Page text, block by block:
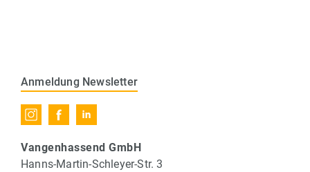
Anmeldung Newsletter
Vangenhassend GmbH
Hanns-Martin-Schleyer-Str. 3